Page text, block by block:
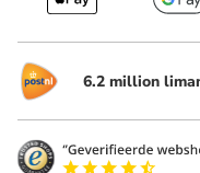
6.2 million